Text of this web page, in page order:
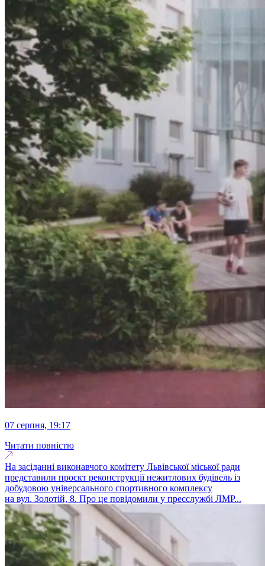
07 серпня, 19:17
Читати повністю
На засіданні виконавчого комітету Львівської міської ради
представили проєкт реконструкції нежитлових будівель із
добудовою універсального спортивного комплексу
на вул. Золотій, 8. Про це повідомили у пресслужбі ЛМР...